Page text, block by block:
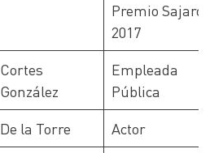
Premio Sajarov
2017
Cortes
González
Empleada
Pública
De la Torre Actor